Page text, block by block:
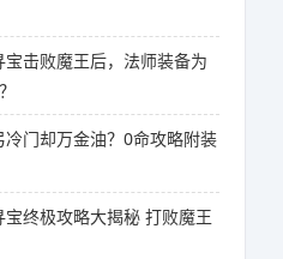
宝击败魔王后，法师装备为
冷门却万金油？0命攻略附装
宝终极攻略大揭秘 打败魔王